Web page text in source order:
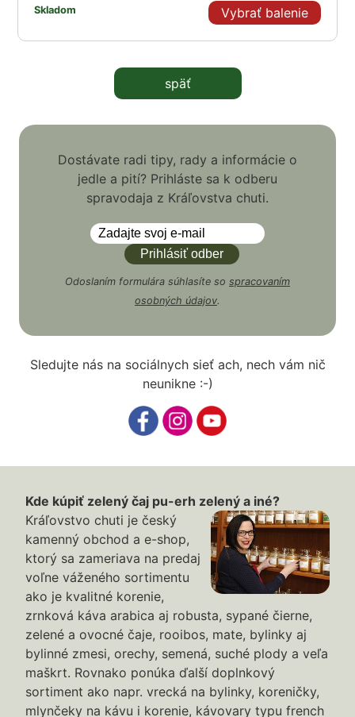
Skladom Vybrať balenie
späť
Dostávate radi tipy, rady a informácie o
jedle a pití? Prihláste sa k odberu
spravodaja z Kráľovstva chuti.
Odoslaním formulára súhlasíte so spracovaním
osobných údajov.
Sledujte nás na sociálnych sieť ach, nech vám nič
neunikne :-)
Kde kúpiť zelený čaj pu-erh zelený a iné?
Kráľovstvo chuti je český
kamenný obchod a e-shop,
ktorý sa zameriava na predaj
voľne váženého sortimentu
ako je kvalitné korenie,
zrnková káva arabica aj robusta, sypané čierne,
zelené a ovocné čaje, rooibos, mate, bylinky aj
bylinné zmesi, orechy, semená, suché plody a veľa
maškrt. Rovnako ponúka ďalší doplnkový
sortiment ako napr. vrecká na bylinky, koreničky,
mlynčeky na kávu i korenie, kávovary typu french